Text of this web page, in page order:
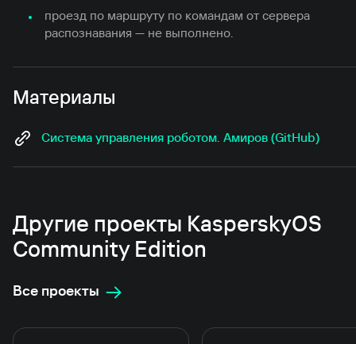
проезд по маршруту по командам от сервера
распознавания — не выполнено.
Материалы
Система управления роботом. Амиров (GitHub)
Другие проекты KasperskyOS
Community Edition
Все проекты